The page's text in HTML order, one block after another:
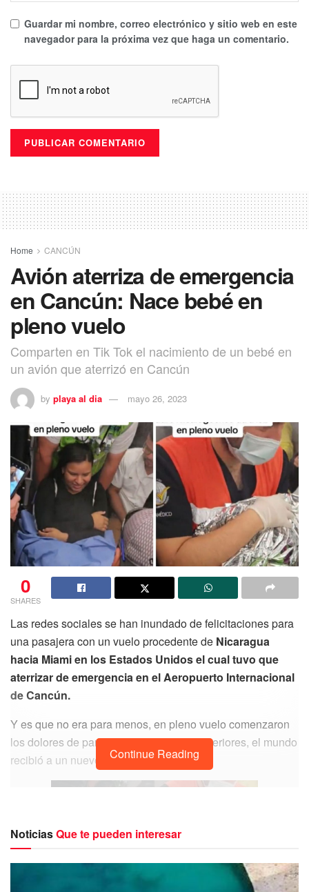
Guardar mi nombre, correo electrónico y sitio web en este
navegador para la próxima vez que haga un comentario.
Home CANCÚN
Avión aterriza de emergencia
en Cancún: Nace bebé en
pleno vuelo
Comparten en Tik Tok el nacimiento de un bebé en
un avión que aterrizó en Cancún
by playa al dia mayo 26, 2023
0
SHARES
Las redes sociales se han inundado de felicitaciones para
una pasajera con un vuelo procedente de Nicaragua
hacia Miami en los Estados Unidos el cual tuvo que
aterrizar de emergencia en el Aeropuerto Internacional
de Cancún.
Y es que no era para menos, en pleno vuelo comenzaron
los dolores de parto y en los minutos posteriores, el mundo
recibió a un nuevo bebé.Continue Reading
NoticiasQue te pueden interesar